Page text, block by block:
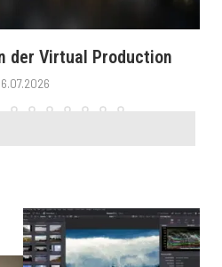
der Virtual Production